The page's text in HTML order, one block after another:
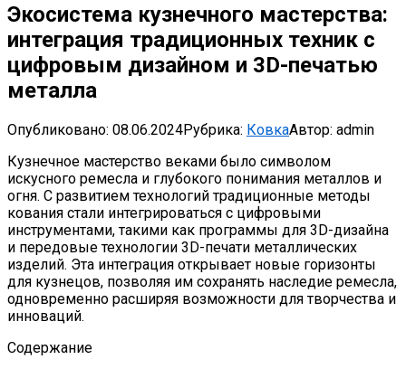
Экосистема кузнечного мастерства:
интеграция традиционных техник с
цифровым дизайном и 3D-печатью
металла
Опубликовано: 08.06.2024Рубрика: КовкаАвтор: admin
Кузнечное мастерство веками было символом
искусного ремесла и глубокого понимания металлов и
огня. С развитием технологий традиционные методы
кования стали интегрироваться с цифровыми
инструментами, такими как программы для 3D-дизайна
и передовые технологии 3D-печати металлических
изделий. Эта интеграция открывает новые горизонты
для кузнецов, позволяя им сохранять наследие ремесла,
одновременно расширяя возможности для творчества и
инноваций.
Содержание